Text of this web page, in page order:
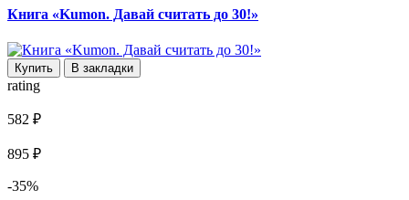
Книга «Kumon. Давай считать до 30!»
Купить В закладки
rating
582 ₽
895 ₽
-35%